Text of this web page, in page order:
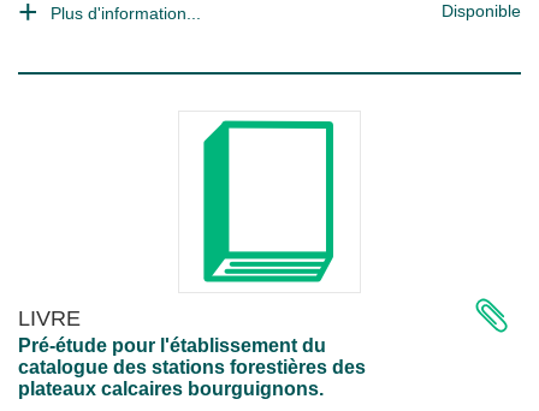
Plus d'information... Disponible
LIVRE
Pré-étude pour l'établissement du
catalogue des stations forestières des
plateaux calcaires bourguignons.